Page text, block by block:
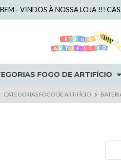
FOGO DE ARTIFÍCIO
BEM - VINDOS À NOSSA LOJA !!!
CATEGORIAS FOGO DE ARTIFÍCIO